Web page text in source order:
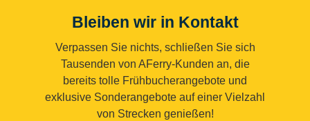
Bleiben wir in Kontakt
Verpassen Sie nichts, schließen Sie sich
Tausenden von AFerry-Kunden an, die
bereits tolle Frühbucherangebote und
exklusive Sonderangebote auf einer Vielzahl
von Strecken genießen!